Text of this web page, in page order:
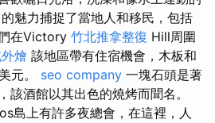
魅力捕捉了當地人和移民，包括
在Victory 竹北推拿整復 Hill周圍
燴 該地區帶有住宿機會，木板和
元。 seo company 一塊石頭是著
該酒館以其出色的燒烤而聞名。
島上有許多夜總會，在這裡，人